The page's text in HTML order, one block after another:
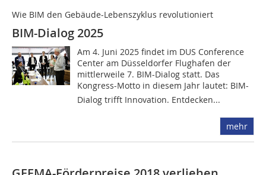
Wie BIM den Gebäude-Lebenszyklus revolutioniert
BIM-Dialog 2025
Am 4. Juni 2025 findet im DUS Conference
Center am Düsseldorfer Flughafen der
mittlerweile 7. BIM-Dialog statt. Das
Kongress-Motto in diesem Jahr lautet: BIM-
Dialog trifft Innovation. Entdecken...
mehr